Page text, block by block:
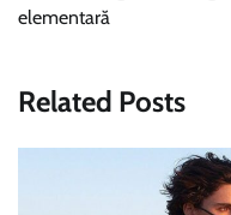
elementară
Related Posts